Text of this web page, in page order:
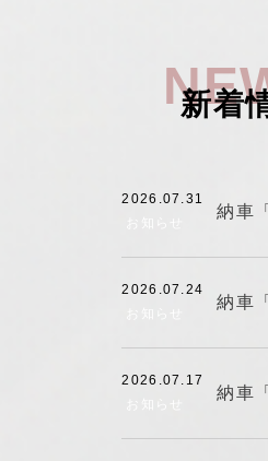
新着
2026.07.31
納車
2026.07.24
納車
2026.07.17
お知らせ
納車